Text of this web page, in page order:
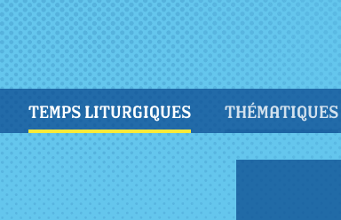
TEMPS LITURGIQUES THÉMATIQUES